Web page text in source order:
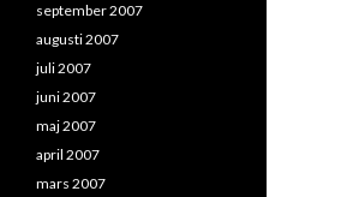
september 2007
augusti 2007
juli 2007
juni 2007
maj 2007
april 2007
mars 2007